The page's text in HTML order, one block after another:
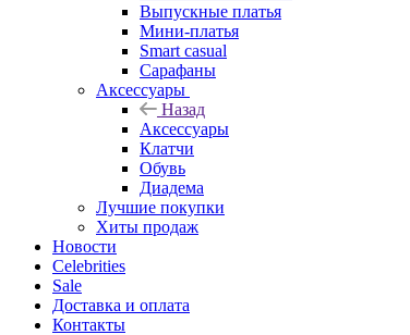
Выпускные платья
Мини-платья
Smart casual
Сарафаны
Аксессуары
Назад
Аксессуары
Клатчи
Обувь
Диадема
Лучшие покупки
Хиты продаж
Новости
Celebrities
Sale
Доставка и оплата
Контакты